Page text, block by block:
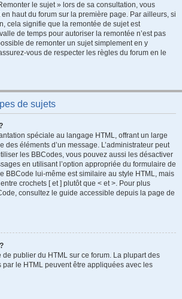
le sujet » lors de sa consultation, vous
haut du forum sur la première page. Par ailleurs, si
cela signifie que la remontée de sujet est
de temps pour autoriser la remontée n’est pas
de remonter un sujet simplement en y
vous de respecter les règles du forum en le
de sujets
spéciale au langage HTML, offrant un large
des éléments d’un message. L’administrateur peut
les BBCodes, vous pouvez aussi les désactiver
en utilisant l’option appropriée du formulaire de
BBCode lui-même est similaire au style HTML, mais
crochets [ et ] plutôt que < et >. Pour plus
consultez le guide accessible depuis la page de
de publier du HTML sur ce forum. La plupart des
par le HTML peuvent être appliquées avec les